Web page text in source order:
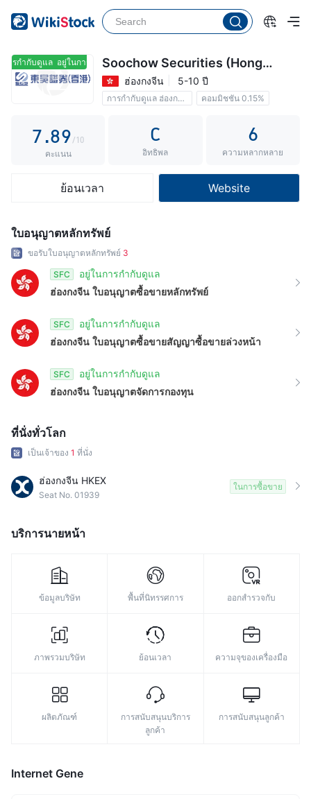
ารกำกับดูแล อยู่ในการกำกับดูแลSoochow Securities (Hong
Kong)ฮ่องกงจีน 5-10 ปี
การกำกับดูแล ฮ่องกงจีน คอมมิชชัน 0.15%
2
4
5
7.
3
5
6
8
9
4
6
7
9 /10
คะแนน
C
อิทธิพล
6
ความหลากหลาย
ย้อนเวลา Website
ใบอนุญาตหลักทรัพย์
ขอรับใบอนุญาตหลักทรัพย์ 3
SFC
อยู่ในการกำกับดูแล
ฮ่องกงจีน ใบอนุญาตซื้อขายหลักทรัพย์
SFC
อยู่ในการกำกับดูแล
ฮ่องกงจีน ใบอนุญาตซื้อขายสัญญาซื้อขายล่วงหน้า
SFC
อยู่ในการกำกับดูแล
ฮ่องกงจีน ใบอนุญาตจัดการกองทุน
ที่นั่งทั่วโลก
เป็นเจ้าของ 1 ที่นั่ง
ฮ่องกงจีน HKEX
Seat No. 01939
ในการซื้อขาย
บริการนายหน้า
ข้อมูลบริษัท พื้นที่นิทรรศการ ออกสำรวจกับ
ภาพรวมบริษัท ย้อนเวลา ความจุของเครื่องมือ
ผลิตภัณฑ์
การสนับสนุนบริการ
ลูกค้า
การสนับสนุนลูกค้า
Internet Gene